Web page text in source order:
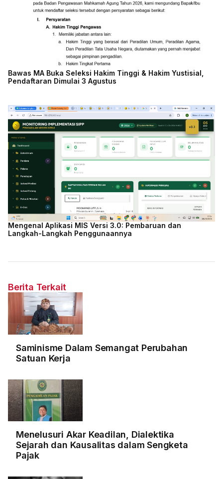
Bawas MA Buka Seleksi Hakim Tinggi & Hakim Yustisial,
Pendaftaran Dimulai 3 Agustus
Mengenal Aplikasi MIS Versi 3.0: Pembaruan dan
Langkah-Langkah Penggunaannya
Berita Terkait
Saminisme Dalam Semangat Perubahan
Satuan Kerja
Menelusuri Akar Keadilan, Dialektika
Sejarah dan Kausalitas dalam Sengketa
Pajak